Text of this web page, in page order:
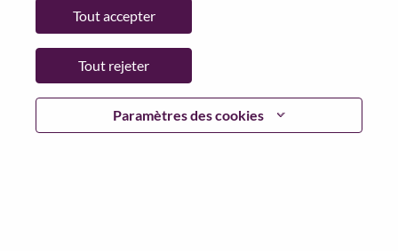
Paramètres des cookies
Tout accepter
Tout rejeter
Go Back